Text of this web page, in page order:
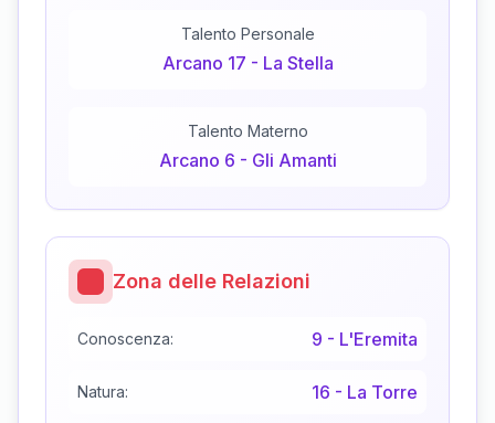
Talento Personale
Arcano 17 - La Stella
Talento Materno
Arcano 6 - Gli Amanti
Zona delle Relazioni
Conoscenza: 9 - L'Eremita
Natura: 16 - La Torre